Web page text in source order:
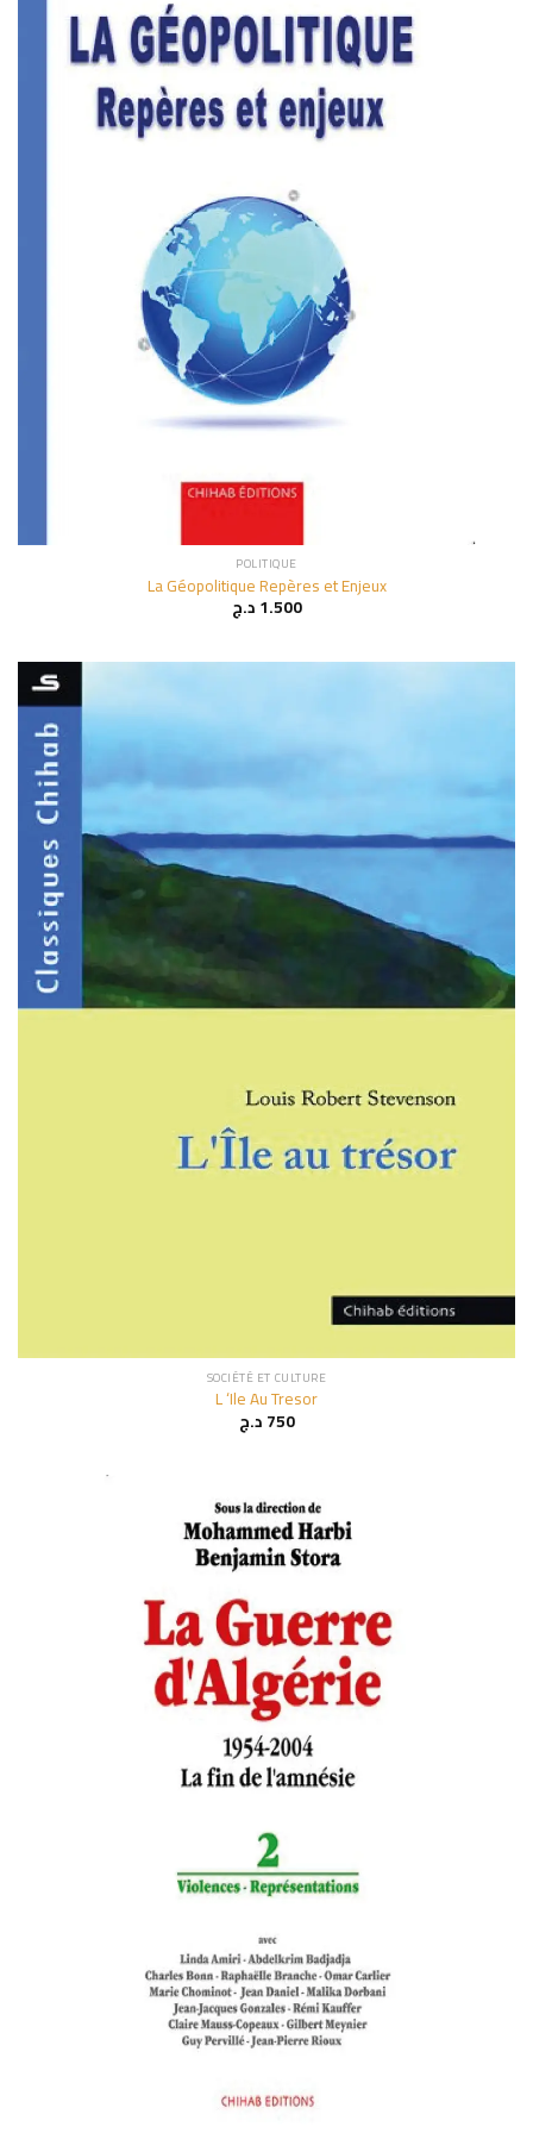
POLITIQUE
La Géopolitique Repères et Enjeux
1.500د.ج
SOCIÉTÉ ET CULTURE
L ‘Ile Au Tresor
750د.ج